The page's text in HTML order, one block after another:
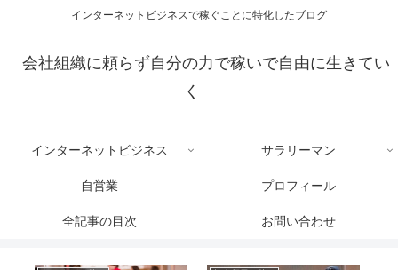
インターネットビジネスで稼ぐことに特化したブログ
会社組織に頼らず自分の力で稼いで自由に生きてい
く
インターネットビジネス サラリーマン
自営業 プロフィール
全記事の目次 お問い合わせ